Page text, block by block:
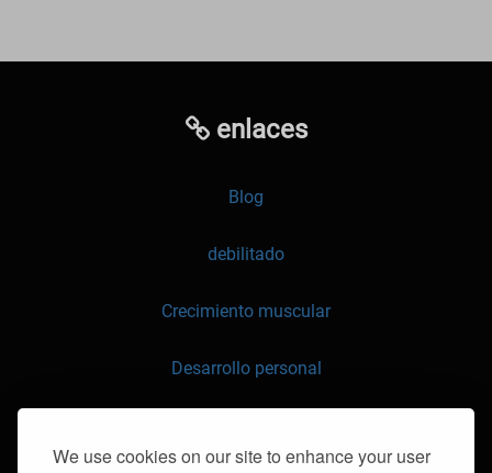
We use cookies on our site to enhance your user
enlaces
Blog
debilitado
Crecimiento muscular
Desarrollo personal